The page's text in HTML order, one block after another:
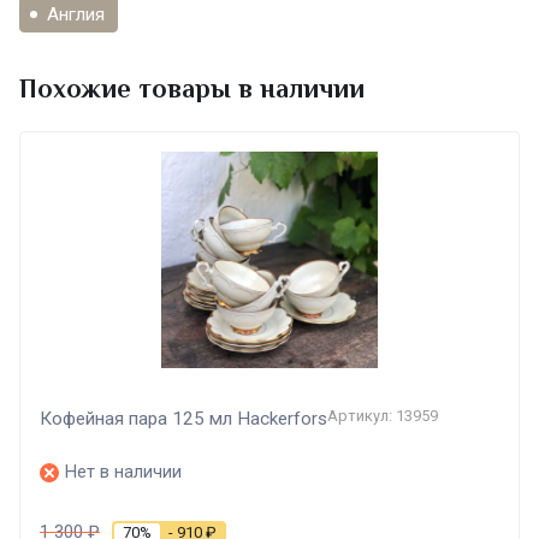
Англия
Похожие товары в наличии
Кофейная пара 125 мл HackerforsАртикул: 13959
Нет в наличии
1 300₽ 70% - 910 ₽